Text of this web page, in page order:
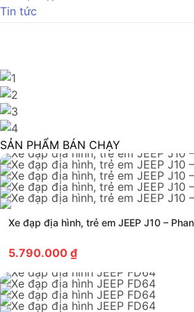
Tin tức
SẢN PHẨM BÁN CHẠY
Xe đạp địa hình, trẻ em JEEP J10 –
5.790.000 ₫